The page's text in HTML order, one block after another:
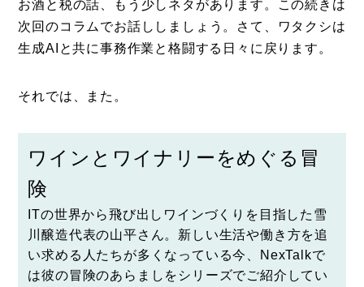
お酒と税の話、もう少しネタがあります。この続きは
次回のコラムでお話ししましょう。さて、ワタクシは
生成AIと共に事務作業と格闘する日々に戻ります。
それでは、また。
ワインとワイナリーをめぐる冒
険
ITの世界から飛び出しワインづくりを目指した 雪
川醸造代表の山平さん。新しい生活や働き方を追
い求める人たちが多くなっている今、NexTalkで
は彼の冒険のあらましをシリーズでご紹介してい